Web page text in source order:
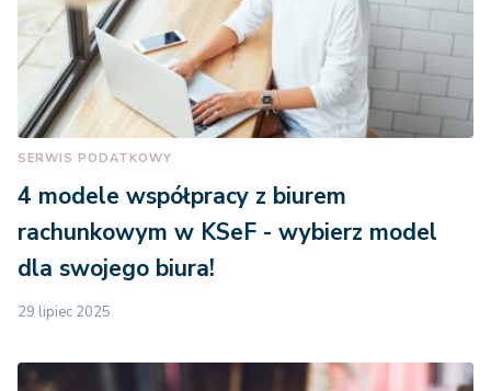
SERWIS PODATKOWY
4 modele współpracy z biurem
rachunkowym w KSeF - wybierz model
dla swojego biura!
29 lipiec 2025